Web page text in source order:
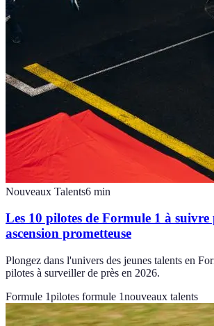
Nouveaux Talents6 min
Les 10 pilotes de Formule 1 à
ascension prometteuse
Plongez dans l'univers des jeunes talents en
pilotes à surveiller de près en 2026.
Formule 1pilotes formule 1nouveaux talents